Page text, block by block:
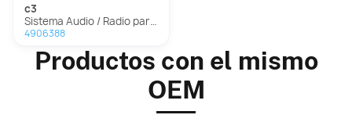
c3
Sistema Audio / Radio para Citroën C3
4906388
Productos con el mismo
OEM